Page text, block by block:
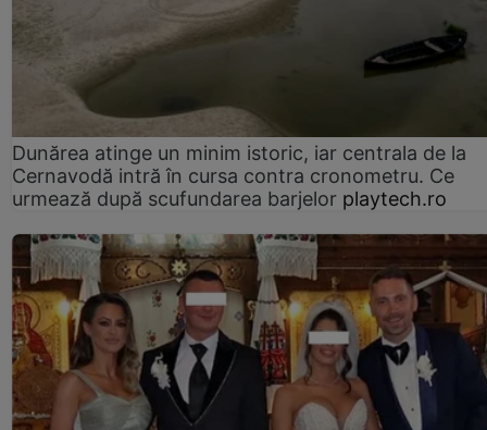
Dunărea atinge un minim istoric, iar centrala de la
Cernavodă intră în cursa contra cronometru. Ce
urmează după scufundarea barjelor playtech.ro